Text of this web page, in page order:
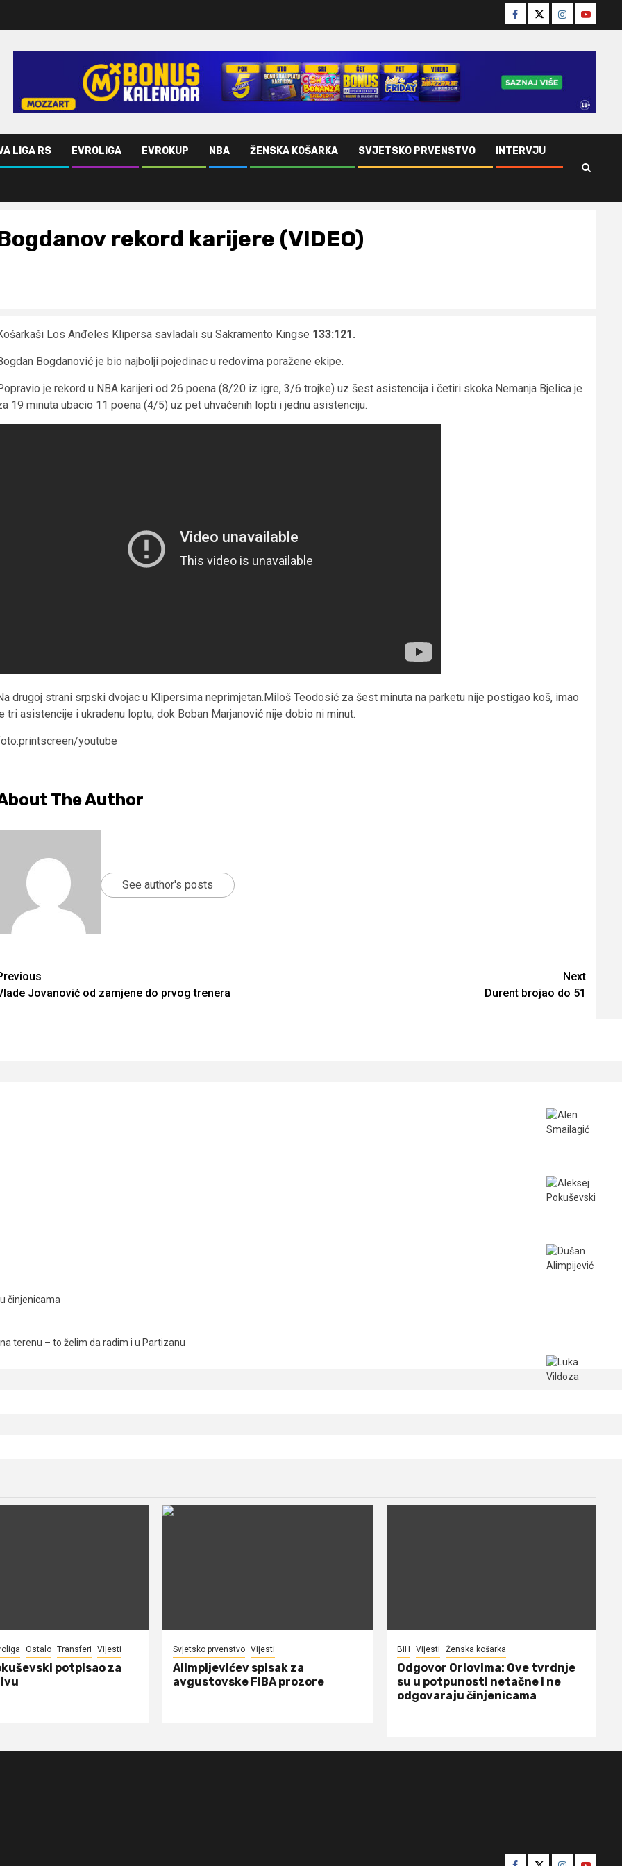
Facebook
TwitterInstagram
Youtube
LIGA RS EVROLIGA EVROKUP NBA ŽENSKA KOŠARKA SVJETSKO PRVENSTVO INTERVJU
rekord karijere (VIDEO)
Los Anđeles Klipersa savladali su Sakramento Kingse 133:121.
Bogdanović je bio najbolji pojedinac u redovima poražene ekipe.
je rekord u NBA karijeri od 26 poena (8/20 iz igre, 3/6 trojke) uz šest asistencija i četiri skoka.Nemanja Bjelica je
19 minuta ubacio 11 poena (4/5) uz pet uhvaćenih lopti i jednu asistenciju.
drugoj strani srpski dvojac u Klipersima neprimjetan.Miloš Teodosić za šest minuta na parketu nije postigao koš, imao
tri asistencije i ukradenu loptu, dok Boban Marjanović nije dobio ni minut.
youtube
The Author
See author's posts
Jovanović od zamjene do prvog trenera
Next
Durent brojao do 51
činjenicama
terenu – to želim da radim i u Partizanu
Ostalo Transferi Vijesti
potpisao za
Svjetsko prvenstvo Vijesti
Alimpijevićev spisak za
avgustovske FIBA prozore
BiH Vijesti Ženska košarka
Odgovor Orlovima: ​Ove tvrdnje
su u potpunosti netačne i ne
odgovaraju činjenicama
Facebook
TwitterInstagram
Youtube